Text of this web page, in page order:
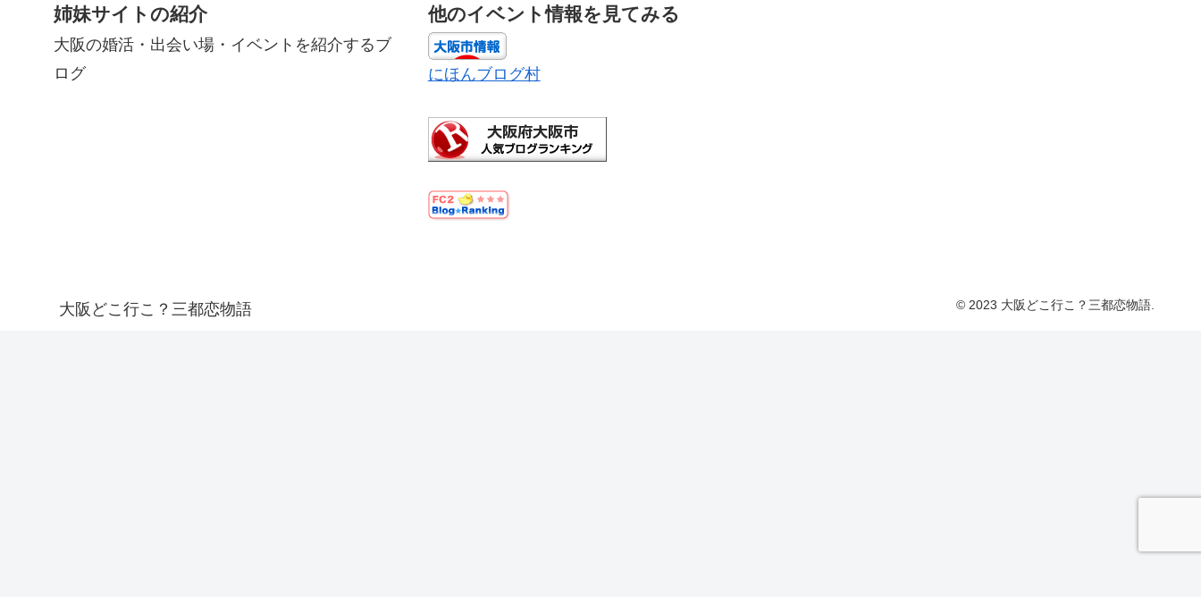
姉妹サイトの紹介
大阪の婚活・出会い場・イベントを紹介するブ
ログ
他のイベント情報を見てみる
にほんブログ村
大阪どこ行こ？三都恋物語 © 2023 大阪どこ行こ？三都恋物語.